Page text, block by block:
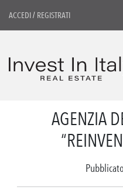
ACCEDI/ REGISTRATI
AGENZIA